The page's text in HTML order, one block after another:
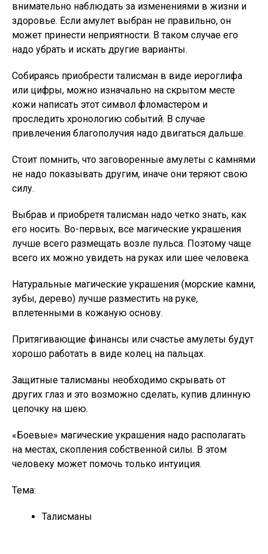
внимательно наблюдать за изменениями в жизни и
здоровье. Если амулет выбран не правильно, он
может принести неприятности. В таком случае его
надо убрать и искать другие варианты.
Собираясь приобрести талисман в виде иероглифа
или цифры, можно изначально на скрытом месте
кожи написать этот символ фломастером и
проследить хронологию событий. В случае
привлечения благополучия надо двигаться дальше.
Стоит помнить, что заговоренные амулеты с камнями
не надо показывать другим, иначе они теряют свою
силу.
Выбрав и приобретя талисман надо четко знать, как
его носить. Во-первых, все магические украшения
лучше всего размещать возле пульса. Поэтому чаще
всего их можно увидеть на руках или шее человека.
Натуральные магические украшения (морские камни,
зубы, дерево) лучше разместить на руке,
вплетенными в кожаную основу.
Притягивающие финансы или счастье амулеты будут
хорошо работать в виде колец на пальцах.
Защитные талисманы необходимо скрывать от
других глаз и это возможно сделать, купив длинную
цепочку на шею.
«Боевые» магические украшения надо располагать
на местах, скопления собственной силы. В этом
человеку может помочь только интуиция.
Тема:
Талисманы